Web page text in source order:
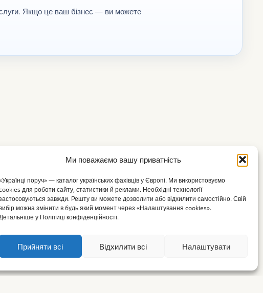
Ми поважаємо вашу приватність
поруч» — каталог українських фахівців у Європі. Ми використовуємо
для роботи сайту, статистики й реклами. Необхідні технології
завжди. Решту ви можете дозволити або відхилити самостійно. Свій
можна змінити в будь який момент через «Налаштування cookies».
у Політиці конфіденційності.
Прийняти всі Відхилити всі Налаштувати
Якщо це ваш бізнес — ви можете